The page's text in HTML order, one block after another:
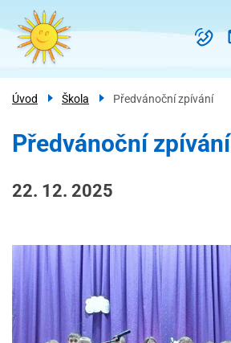
k
hlavnímu
Menu
navigace
Škola
Třídy
PRO
Kontakt
Úvod Škola Předvánoční zpívání
Předvánoční zpívání
22. 12. 2025